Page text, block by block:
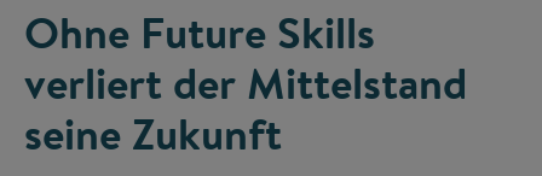
Ohne Future Skills
verliert der Mittelstand
seine Zukunft